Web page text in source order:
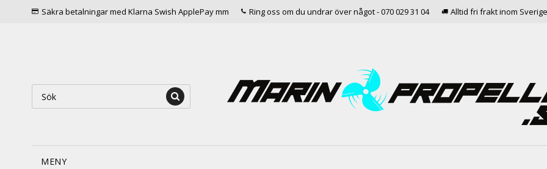
Säkra betalningar med Klarna Swish ApplePay mm Ring oss om du undrar över något - 070 029 31 04 Alltid fri frakt inom
MENY